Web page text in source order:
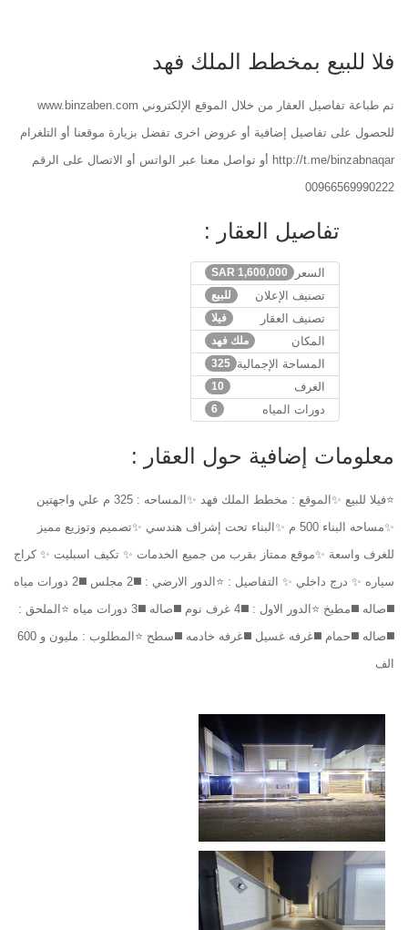
فلا للبيع بمخطط الملك فهد
تم طباعة تفاصيل العقار من خلال الموقع الإلكتروني www.binzaben.com
للحصول على تفاصيل إضافية أو عروض اخرى تفضل بزيارة موقعنا أو التلغرام
http://t.me/binzabnaqar أو تواصل معنا عبر الواتس أو الاتصال على الرقم
00966569990222
تفاصيل العقار :
1,600,000
SAR السعر
للبيع تصنيف الإعلان
فيلا تصنيف العقار
ملك فهد المكان
325 المساحة الإجمالية
10 الغرف
6 دورات المياه
معلومات إضافية حول العقار :
⭐فيلا للبيع ✨الموقع : مخطط الملك فهد ✨المساحه : 325 م علي واجهتين
✨مساحه البناء 500 م ✨البناء تحت إشراف هندسي ✨تصميم وتوزيع مميز
للغرف واسعة ✨موقع ممتاز بقرب من جميع الخدمات ✨ تكيف اسبليت ✨ كراج
سياره ✨ درج داخلي ✨ التفاصيل : ⭐الدور الارضي : ◼️2 مجلس ◼️2 دورات مياه
◼️صاله ◼️مطبخ ⭐الدور الاول : ◼️4 غرف نوم ◼️صاله ◼️3 دورات مياه ⭐الملحق :
◼️صاله ◼️حمام ◼️غرفه غسيل ◼️غرفه خادمه ◼️سطح ⭐المطلوب : مليون و 600
الف